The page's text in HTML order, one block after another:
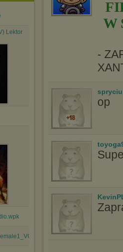
Lektor
W
-
op